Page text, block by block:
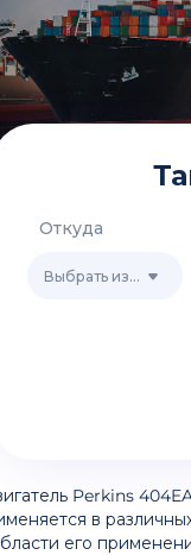
Откуда
Выбрать из списка
Perkins
в
его